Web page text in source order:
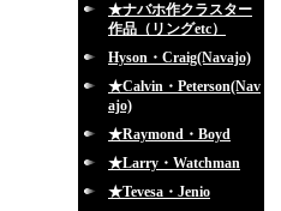
★ナバホ作クラスター
作品（リングetc）
Hyson・Craig(Navajo)
★Calvin・Peterson(Nav
ajo)
★Raymond・Boyd
★Larry・Watchman
★Tevesa・Jenio